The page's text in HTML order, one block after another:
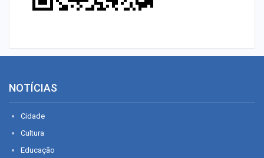
NOTÍCIAS
Cidade
Cultura
Educação